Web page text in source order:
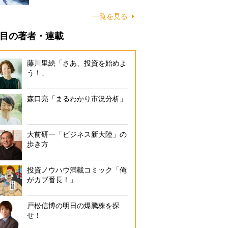
一覧を見る
の著者・連載
藤川里絵「さあ、投資を始めよ
う！」
森口亮「まるわかり市況分析」
大前研一「ビジネス新大陸」の
歩き方
投資ノウハウ満載コミック「俺
がカブ番長！」
戸松信博の明日の爆騰株を探
せ！